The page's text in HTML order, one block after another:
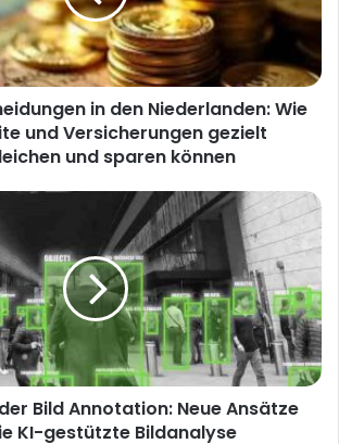
in den Niederlanden: Wie
und Versicherungen gezielt
und sparen können
Bild Annotation: Neue Ansätze
KI-gestützte Bildanalyse